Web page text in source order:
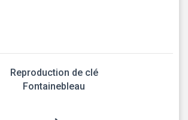
Reproduction de clé
Fontainebleau